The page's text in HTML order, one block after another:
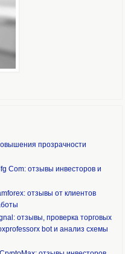
прозрачности
Com: отзывы инвесторов и
отзывы от клиентов
отзывы, проверка торговых
bot и анализ схемы